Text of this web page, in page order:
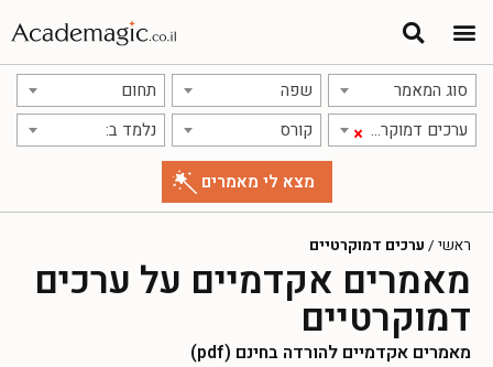
סוג המאמר שפה תחום
× ערכים דמוקרטיים קורס נלמד ב:
ראשי / ערכים דמוקרטיים
מאמרים אקדמיים על ערכים
דמוקרטיים
מאמרים אקדמיים להורדה בחינם (pdf)